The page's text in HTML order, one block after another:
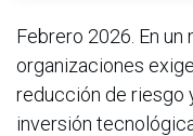
Febrero 2026. En
organizaciones
reducción de riesgo
inversión